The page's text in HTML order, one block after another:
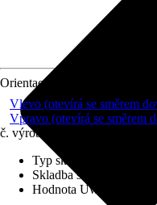
Orientace
Vlevo (otevírá se směrem
Vpravo (otevírá se směrem
č. výrobku
Typ skla
Skladba skla
Trojitě
Hodnota Uw dle DIN